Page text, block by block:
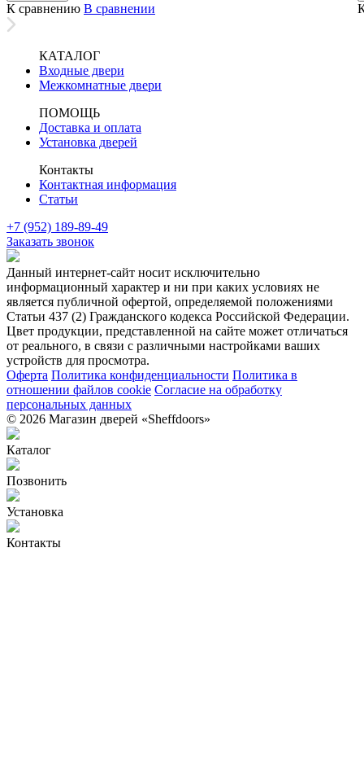
К сравнению В сравнении
КАТАЛОГ
Входные двери
Межкомнатные двери
ПОМОЩЬ
Доставка и оплата
Установка дверей
Контакты
Контактная информация
Статьи
+7 (952) 189-89-49
Заказать звонок
Данный интернет-сайт носит исключительно
информационный характер и ни при каких условиях не
является публичной офертой, определяемой положениями
Статьи 437 (2) Гражданского кодекса Российской Федерации.
Цвет продукции, представленной на сайте может отличаться
от реального, в связи с различными настройками ваших
устройств для просмотра.
Оферта Политика конфиденциальности Политика в
отношении файлов cookie Согласие на обработку
персональных данных
© 2026 Магазин дверей «Sheffdoors»
Каталог
Позвонить
Установка
Контакты